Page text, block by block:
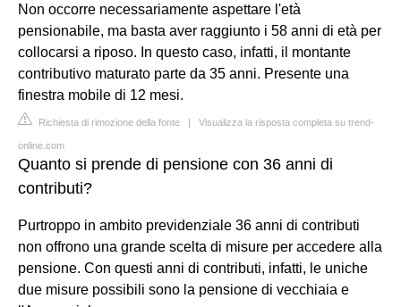
Non occorre necessariamente aspettare l'età
pensionabile, ma basta aver raggiunto i 58 anni di età per
collocarsi a riposo. In questo caso, infatti, il montante
contributivo maturato parte da 35 anni. Presente una
finestra mobile di 12 mesi.
Richiesta di rimozione della fonte | Visualizza la risposta completa su trend-
online.com
Quanto si prende di pensione con 36 anni di
contributi?
Purtroppo in ambito previdenziale 36 anni di contributi
non offrono una grande scelta di misure per accedere alla
pensione. Con questi anni di contributi, infatti, le uniche
due misure possibili sono la pensione di vecchiaia e